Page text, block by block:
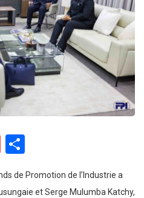
Gmail
de Promotion de l’Industrie a
et Serge Mulumba Katchy,